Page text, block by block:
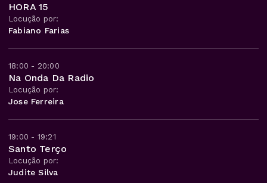
HORA 15
Locução por:
Fabiano Farias
18:00 - 20:00
Na Onda Da Radio
Locução por:
Jose Ferreira
19:00 - 19:21
Santo Terço
Locução por:
Judite Silva